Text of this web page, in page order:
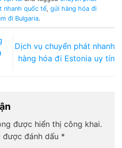
nhanh quốc tế, gửi hàng hóa đi
đi Bulgaria.
Dịch vụ chuyển phát nhanh
hàng hóa đi Estonia uy tín
được hiển thị công khai.
đánh dấu *